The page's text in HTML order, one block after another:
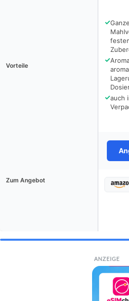
Vorteile
✓
✓
✓auch
Zum Angebot
ANZEIGE